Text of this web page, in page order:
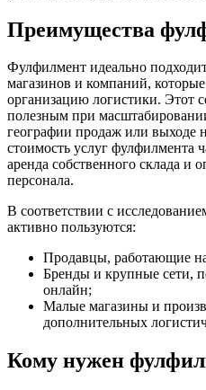
Преимущества
Фулфилмент идеально
магазинов и компаний,
организацию логистики. Этот
полезным при
географии продаж или
стоимость услуг фулфилмента
аренда собственного склада и
персонала.
В соответствии с
активно пользуются:
Продавцы, работающие
Бренды и крупные сети,
онлайн;
Малые магазины и
дополнительных
Кому нужен